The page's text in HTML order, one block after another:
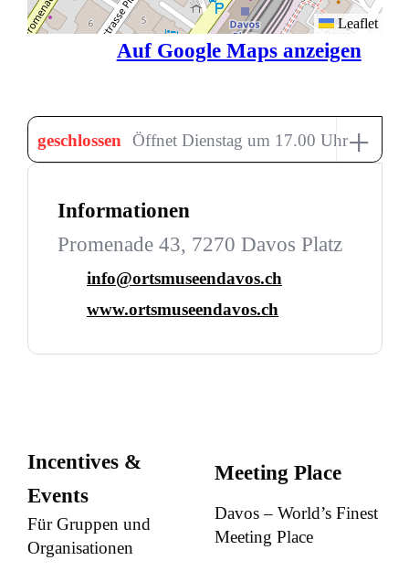
Leaflet
Auf Google Maps anzeigen
geschlossen Öffnet Dienstag um 17.00 Uhr+
Informationen
Promenade 43, 7270 Davos Platz
info@ortsmuseendavos.ch
www.ortsmuseendavos.ch
Incentives &
Events
Für Gruppen und
Organisationen
Meeting Place
Davos – World’s Finest
Meeting Place